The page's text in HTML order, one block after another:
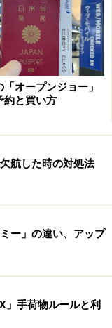
オープンジョー」
約と買い方
航した時の対処法
ー」の違い、アップ
」手荷物ルールと利